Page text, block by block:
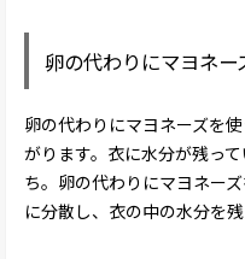
卵の代わりにマヨネー
卵の代わりにマヨネーズを
がります。衣に水分が残っ
ち。卵の代わりにマヨネー
に分散し、衣の中の水分を